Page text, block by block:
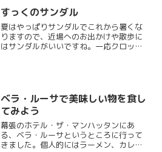
旬オープンの予定です。
すっくのサンダル
夏はやっぱりサンダルでこれから暑くな
りますので、近場へのお出かけや散歩に
はサンダルがいいですね。一応クロック
ベラ・ルーサで美味しい物を食し
てみよう
幕張のホテル・ザ・マンハッタンにあ
る、ベラ・ルーサというところに行って
きました。個人的にはラーメン、カレ